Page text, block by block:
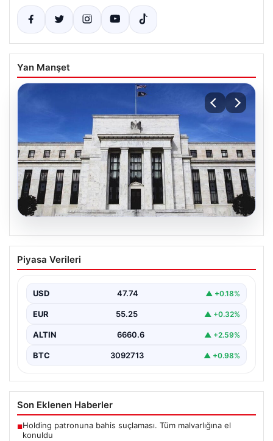
Yan Manşet
06.08.2026
Fed faizi sabit tuttu
{ "title": "ABD Merkez Bankası Faiz Oranında Değişiklik
Piyasa Verileri
USD 47.74 ▲ +0.18%
EUR 55.25 ▲ +0.32%
ALTIN 6660.6 ▲ +2.59%
BTC 3092713 ▲ +0.98%
Son Eklenen Haberler
■Holding patronuna bahis suçlaması. Tüm malvarlığına el
konuldu